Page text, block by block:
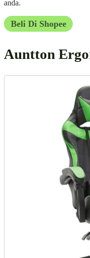
anda.
Beli Di Shopee
Auntton